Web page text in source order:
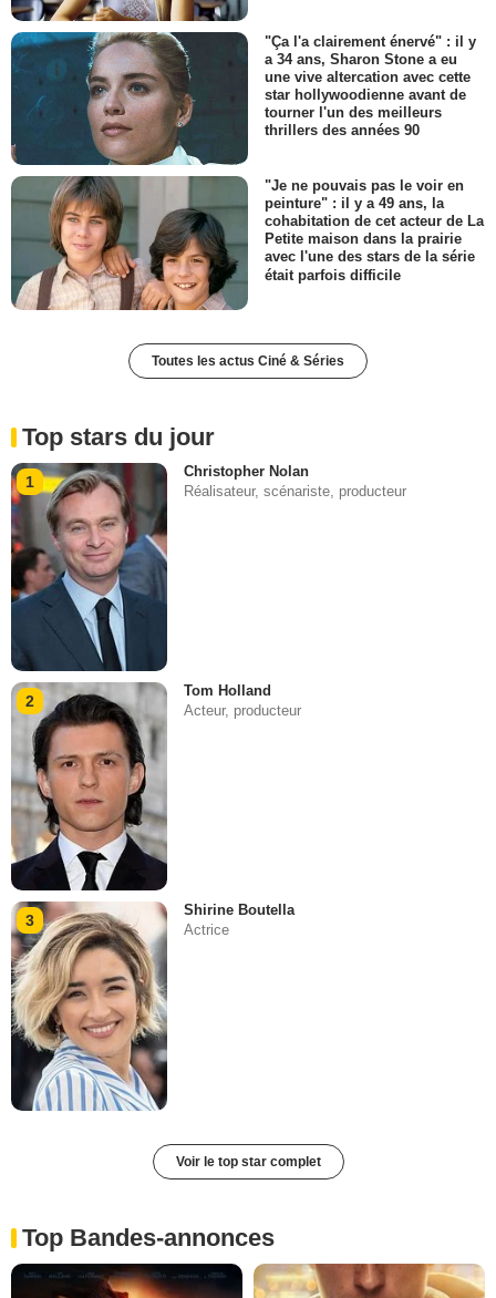
"Ça l'a clairement énervé" : il y
a 34 ans, Sharon Stone a eu
une vive altercation avec cette
star hollywoodienne avant de
tourner l'un des meilleurs
thrillers des années 90
"Je ne pouvais pas le voir en
peinture" : il y a 49 ans, la
cohabitation de cet acteur de La
Petite maison dans la prairie
avec l'une des stars de la série
était parfois difficile
Toutes les actus Ciné & Séries
Top stars du jour
1
Christopher Nolan
Réalisateur, scénariste, producteur
2
Tom Holland
Acteur, producteur
3
Shirine Boutella
Actrice
Voir le top star complet
Top Bandes-annonces